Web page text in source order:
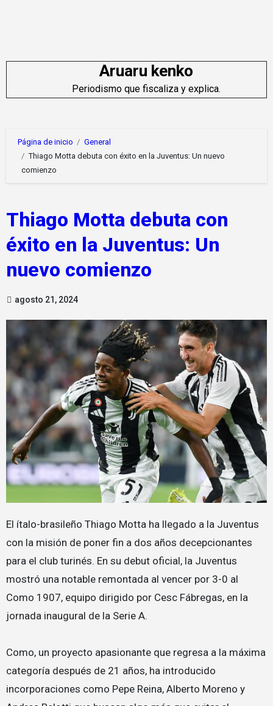
Aruaru kenko
Periodismo que fiscaliza y explica.
Página de inicio
General
Thiago Motta debuta con éxito en la Juventus: Un nuevo
comienzo
Thiago Motta debuta con
éxito en la Juventus: Un
nuevo comienzo
agosto 21, 2024
El ítalo-brasileño Thiago Motta ha llegado a la Juventus
con la misión de poner fin a dos años decepcionantes
para el club turinés. En su debut oficial, la Juventus
mostró una notable remontada al vencer por 3-0 al
Como 1907, equipo dirigido por Cesc Fábregas, en la
jornada inaugural de la Serie A.
Como, un proyecto apasionante que regresa a la máxima
categoría después de 21 años, ha introducido
incorporaciones como Pepe Reina, Alberto Moreno y